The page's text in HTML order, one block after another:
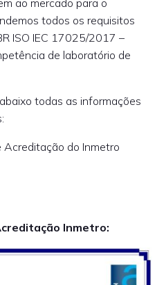
ao mercado para o
todos os requisitos
ISO IEC 17025/2017 –
de laboratório de
todas as informações
Acreditação do Inmetro
Inmetro: